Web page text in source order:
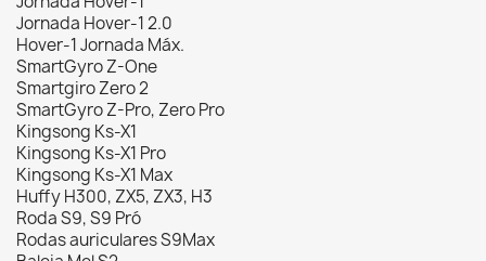
Jornada Hover-1 2.0
Hover-1 Jornada Máx.
SmartGyro Z-One
Smartgiro ​​Zero 2
SmartGyro Z-Pro, Zero Pro
Kingsong Ks-X1
Kingsong Ks-X1 Pro
Kingsong Ks-X1 Max
Huffy H300, ZX5, ZX3, H3
Roda S9, S9 Pró
Rodas auriculares S9Max